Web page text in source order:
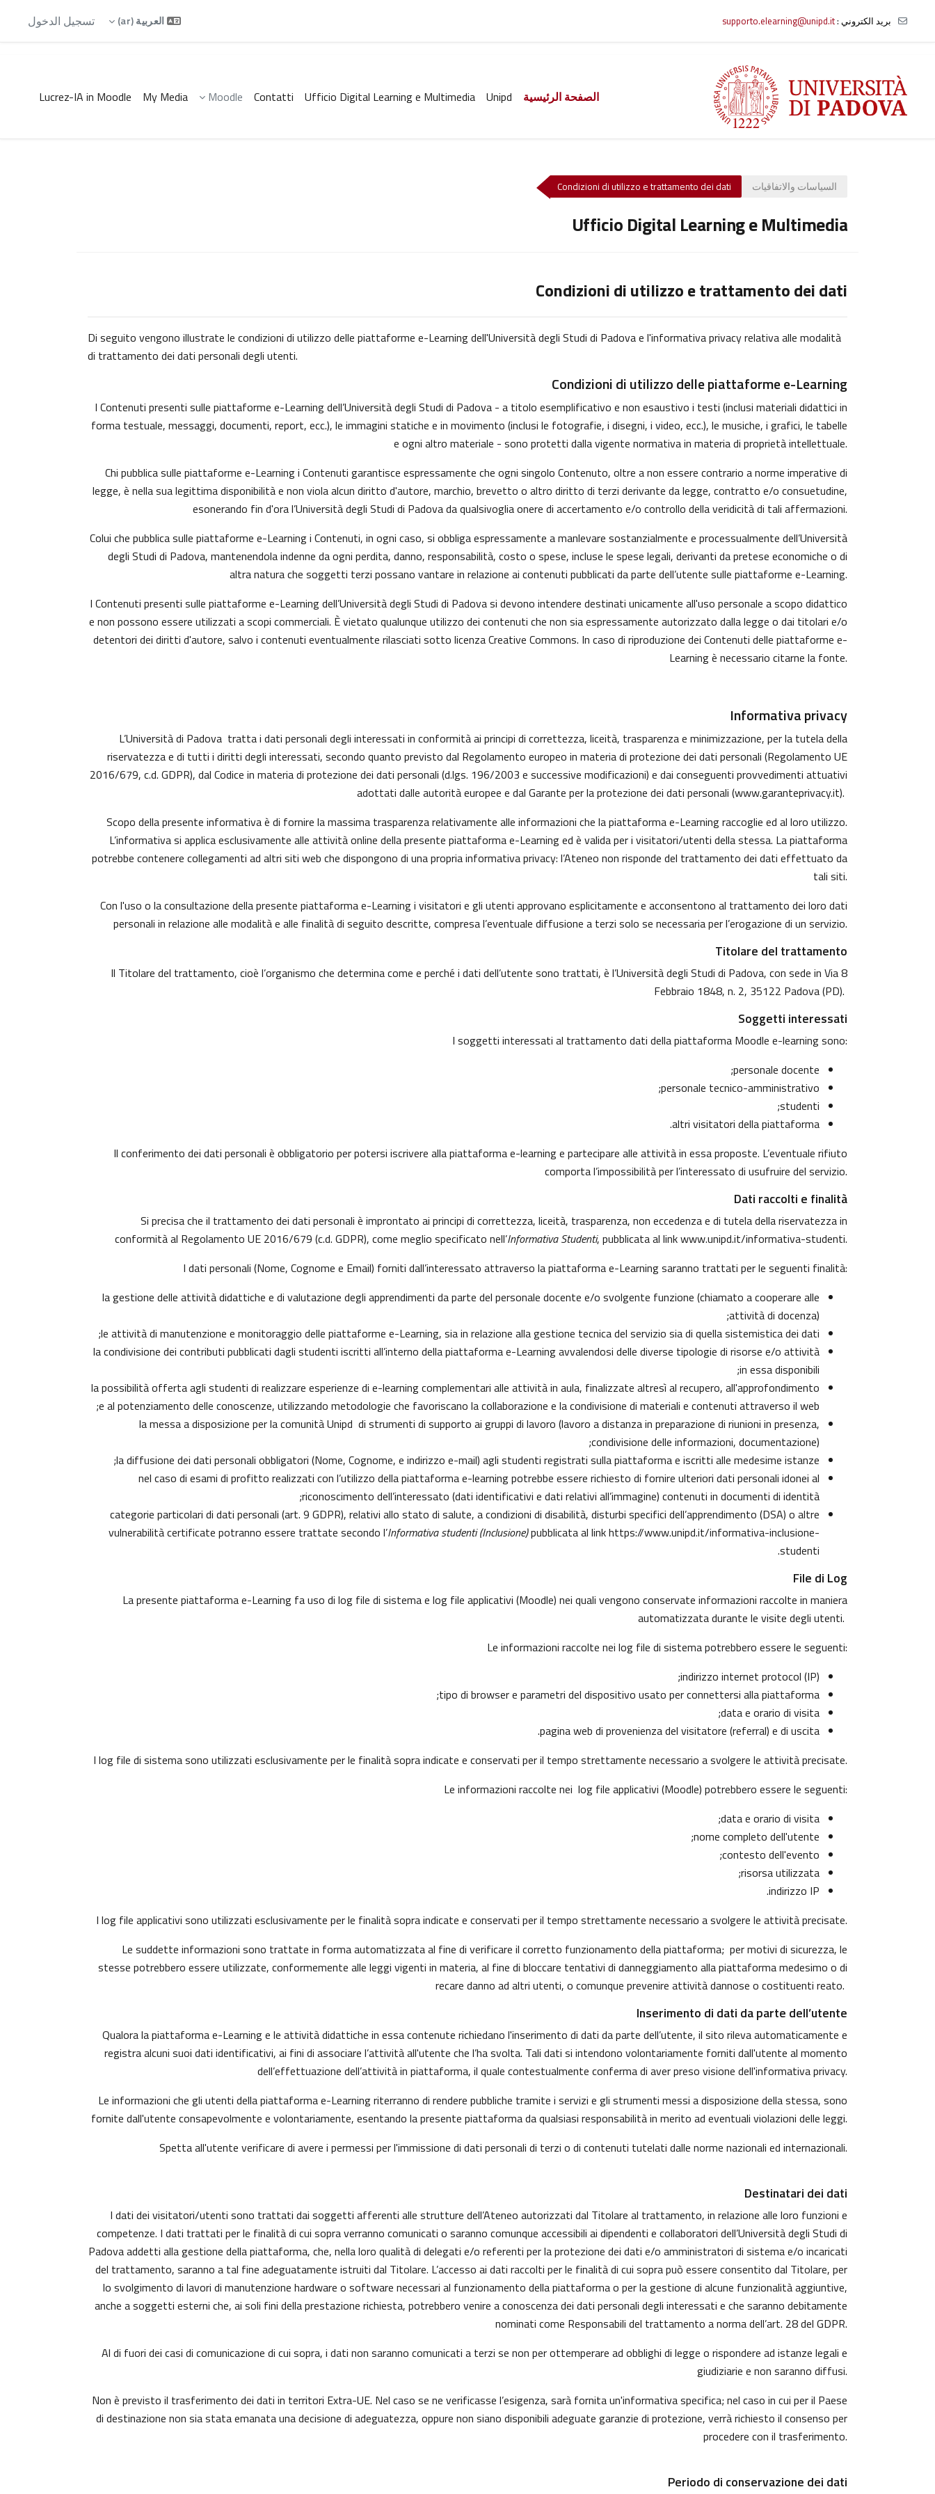
بريد الكتروني :supporto.elearning@unipd.it العربية ‎(ar)‎ تسجيل الدخول
الصفحة الرئيسية Unipd
Ufficio Digital Learning e Multimedia
Contatti
Moodle
My Media
Lucrez-IA in Moodle
السياسات والاتفاقيات Condizioni di utilizzo e trattamento dei dati
Ufficio Digital Learning e Multimedia
Condizioni di utilizzo e trattamento dei dati
Di seguito vengono illustrate le condizioni di utilizzo delle piattaforme e-Learning dell'Università degli Studi di Padova e l'informativa privacy relativa alle modalità
di trattamento dei dati personali degli utenti.
Condizioni di utilizzo delle piattaforme e-Learning
I Contenuti presenti sulle piattaforme e-Learning dell’Università degli Studi di Padova - a titolo esemplificativo e non esaustivo i testi (inclusi materiali didattici in
forma testuale, messaggi, documenti, report, ecc.), le immagini statiche e in movimento (inclusi le fotografie, i disegni, i video, ecc.), le musiche, i grafici, le tabelle
e ogni altro materiale - sono protetti dalla vigente normativa in materia di proprietà intellettuale.
Chi pubblica sulle piattaforme e-Learning i Contenuti garantisce espressamente che ogni singolo Contenuto, oltre a non essere contrario a norme imperative di
legge, è nella sua legittima disponibilità e non viola alcun diritto d'autore, marchio, brevetto o altro diritto di terzi derivante da legge, contratto e/o consuetudine,
esonerando fin d'ora l’Università degli Studi di Padova da qualsivoglia onere di accertamento e/o controllo della veridicità di tali affermazioni.
Colui che pubblica sulle piattaforme e-Learning i Contenuti, in ogni caso, si obbliga espressamente a manlevare sostanzialmente e processualmente dell’Università
degli Studi di Padova, mantenendola indenne da ogni perdita, danno, responsabilità, costo o spese, incluse le spese legali, derivanti da pretese economiche o di
altra natura che soggetti terzi possano vantare in relazione ai contenuti pubblicati da parte dell’utente sulle piattaforme e-Learning.
I Contenuti presenti sulle piattaforme e-Learning dell’Università degli Studi di Padova si devono intendere destinati unicamente all'uso personale a scopo didattico
e non possono essere utilizzati a scopi commerciali. È vietato qualunque utilizzo dei contenuti che non sia espressamente autorizzato dalla legge o dai titolari e/o
detentori dei diritti d'autore, salvo i contenuti eventualmente rilasciati sotto licenza Creative Commons. In caso di riproduzione dei Contenuti delle piattaforme e-
Learning è necessario citarne la fonte.
Informativa privacy
L’Università di Padova tratta i dati personali degli interessati in conformità ai principi di correttezza, liceità, trasparenza e minimizzazione, per la tutela della
riservatezza e di tutti i diritti degli interessati, secondo quanto previsto dal Regolamento europeo in materia di protezione dei dati personali (Regolamento UE
2016/679, c.d. GDPR), dal Codice in materia di protezione dei dati personali (d.lgs. 196/2003 e successive modificazioni) e dai conseguenti provvedimenti attuativi
adottati dalle autorità europee e dal Garante per la protezione dei dati personali (www.garanteprivacy.it).
Scopo della presente informativa è di fornire la massima trasparenza relativamente alle informazioni che la piattaforma e-Learning raccoglie ed al loro utilizzo.
L’informativa si applica esclusivamente alle attività online della presente piattaforma e-Learning ed è valida per i visitatori/utenti della stessa. La piattaforma
potrebbe contenere collegamenti ad altri siti web che dispongono di una propria informativa privacy: l’Ateneo non risponde del trattamento dei dati effettuato da
tali siti.
Con l'uso o la consultazione della presente piattaforma e-Learning i visitatori e gli utenti approvano esplicitamente e acconsentono al trattamento dei loro dati
personali in relazione alle modalità e alle finalità di seguito descritte, compresa l’eventuale diffusione a terzi solo se necessaria per l’erogazione di un servizio.
Titolare del trattamento
Il Titolare del trattamento, cioè l’organismo che determina come e perché i dati dell’utente sono trattati, è l’Università degli Studi di Padova, con sede in Via 8
Febbraio 1848, n. 2, 35122 Padova (PD).
Soggetti interessati
I soggetti interessati al trattamento dati della piattaforma Moodle e-learning sono:
personale docente;
personale tecnico-amministrativo;
studenti;
altri visitatori della piattaforma.
Il conferimento dei dati personali è obbligatorio per potersi iscrivere alla piattaforma e-learning e partecipare alle attività in essa proposte. L’eventuale rifiuto
comporta l’impossibilità per l’interessato di usufruire del servizio.
Dati raccolti e finalità
Si precisa che il trattamento dei dati personali è improntato ai principi di correttezza, liceità, trasparenza, non eccedenza e di tutela della riservatezza in
conformità al Regolamento UE 2016/679 (c.d. GDPR), come meglio specificato nell’Informativa Studenti, pubblicata al linkwww.unipd.it/informativa-studenti.
I dati personali (Nome, Cognome e Email) forniti dall’interessato attraverso la piattaforma e-Learning saranno trattati per le seguenti finalità:
la gestione delle attività didattiche e di valutazione degli apprendimenti da parte del personale docente e/o svolgente funzione (chiamato a cooperare alle
attività di docenza);
le attività di manutenzione e monitoraggio delle piattaforme e-Learning, sia in relazione alla gestione tecnica del servizio sia di quella sistemistica dei dati;
la condivisione dei contributi pubblicati dagli studenti iscritti all’interno della piattaforma e-Learning avvalendosi delle diverse tipologie di risorse e/o attività
in essa disponibili;
la possibilità offerta agli studenti di realizzare esperienze di e-learning complementari alle attività in aula, finalizzate altresì al recupero, all'approfondimento
e al potenziamento delle conoscenze, utilizzando metodologie che favoriscano la collaborazione e la condivisione di materiali e contenuti attraverso il web;
la messa a disposizione per la comunità Unipd di strumenti di supporto ai gruppi di lavoro (lavoro a distanza in preparazione di riunioni in presenza,
condivisione delle informazioni, documentazione);
la diffusione dei dati personali obbligatori (Nome, Cognome, e indirizzo e-mail) agli studenti registrati sulla piattaforma e iscritti alle medesime istanze;
nel caso di esami di profitto realizzati con l’utilizzo della piattaforma e-learning potrebbe essere richiesto di fornire ulteriori dati personali idonei al
riconoscimento dell’interessato (dati identificativi e dati relativi all’immagine) contenuti in documenti di identità;
categorie particolari di dati personali (art. 9 GDPR), relativi allo stato di salute, a condizioni di disabilità, disturbi specifici dell’apprendimento (DSA) o altre
vulnerabilità certificate potranno essere trattate secondo l’Informativa studenti (Inclusione)pubblicata al linkhttps://www.unipd.it/informativa-inclusione-
studenti
.
File di Log
La presente piattaforma e-Learning fa uso di log file di sistema e log file applicativi (Moodle) nei quali vengono conservate informazioni raccolte in maniera
automatizzata durante le visite degli utenti.
Le informazioni raccolte nei log file di sistema potrebbero essere le seguenti:
indirizzo internet protocol (IP);
tipo di browser e parametri del dispositivo usato per connettersi alla piattaforma;
data e orario di visita;
pagina web di provenienza del visitatore (referral) e di uscita.
I log file di sistema sono utilizzati esclusivamente per le finalità sopra indicate e conservati per il tempo strettamente necessario a svolgere le attività precisate.
Le informazioni raccolte nei log file applicativi (Moodle) potrebbero essere le seguenti:
data e orario di visita;
nome completo dell'utente;
contesto dell'evento;
risorsa utilizzata;
indirizzo IP.
I log file applicativi sono utilizzati esclusivamente per le finalità sopra indicate e conservati per il tempo strettamente necessario a svolgere le attività precisate.
Le suddette informazioni sono trattate in forma automatizzata al fine di verificare il corretto funzionamento della piattaforma; per motivi di sicurezza, le
stesse potrebbero essere utilizzate, conformemente alle leggi vigenti in materia, al fine di bloccare tentativi di danneggiamento alla piattaforma medesimo o di
recare danno ad altri utenti, o comunque prevenire attività dannose o costituenti reato.
Inserimento di dati da parte dell’utente
Qualora la piattaforma e-Learning e le attività didattiche in essa contenute richiedano l'inserimento di dati da parte dell’utente, il sito rileva automaticamente e
registra alcuni suoi dati identificativi, ai fini di associare l’attività all'utente che l’ha svolta. Tali dati si intendono volontariamente forniti dall'utente al momento
dell’effettuazione dell’attività in piattaforma, il quale contestualmente conferma di aver preso visione dell'informativa privacy.
Le informazioni che gli utenti della piattaforma e-Learning riterranno di rendere pubbliche tramite i servizi e gli strumenti messi a disposizione della stessa, sono
fornite dall'utente consapevolmente e volontariamente, esentando la presente piattaforma da qualsiasi responsabilità in merito ad eventuali violazioni delle leggi.
Spetta all'utente verificare di avere i permessi per l'immissione di dati personali di terzi o di contenuti tutelati dalle norme nazionali ed internazionali.
Destinatari dei dati
I dati dei visitatori/utenti sono trattati dai soggetti afferenti alle strutture dell’Ateneo autorizzati dal Titolare al trattamento, in relazione alle loro funzioni e
competenze. I dati trattati per le finalità di cui sopra verranno comunicati o saranno comunque accessibili ai dipendenti e collaboratori dell’Università degli Studi di
Padova addetti alla gestione della piattaforma, che, nella loro qualità di delegati e/o referenti per la protezione dei dati e/o amministratori di sistema e/o incaricati
del trattamento, saranno a tal fine adeguatamente istruiti dal Titolare. L’accesso ai dati raccolti per le finalità di cui sopra può essere consentito dal Titolare, per
lo svolgimento di lavori di manutenzione hardware o software necessari al funzionamento della piattaforma o per la gestione di alcune funzionalità aggiuntive,
anche a soggetti esterni che, ai soli fini della prestazione richiesta, potrebbero venire a conoscenza dei dati personali degli interessati e che saranno debitamente
nominati come Responsabili del trattamento a norma dell’art. 28 del GDPR.
Al di fuori dei casi di comunicazione di cui sopra, i dati non saranno comunicati a terzi se non per ottemperare ad obblighi di legge o rispondere ad istanze legali e
giudiziarie e non saranno diffusi.
Non è previsto il trasferimento dei dati in territori Extra-UE. Nel caso se ne verificasse l’esigenza, sarà fornita un'informativa specifica; nel caso in cui per il Paese
di destinazione non sia stata emanata una decisione di adeguatezza, oppure non siano disponibili adeguate garanzie di protezione, verrà richiesto il consenso per
procedere con il trasferimento.
Periodo di conservazione dei dati